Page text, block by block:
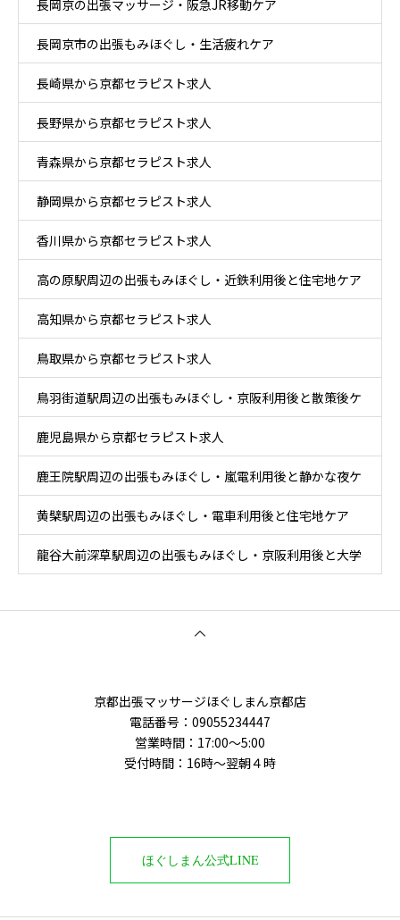
長岡京の出張マッサージ・阪急JR移動ケア
長岡京市の出張もみほぐし・生活疲れケア
長崎県から京都セラピスト求人
長野県から京都セラピスト求人
青森県から京都セラピスト求人
静岡県から京都セラピスト求人
香川県から京都セラピスト求人
高の原駅周辺の出張もみほぐし・近鉄利用後と住宅地ケア
高知県から京都セラピスト求人
鳥取県から京都セラピスト求人
鳥羽街道駅周辺の出張もみほぐし・京阪利用後と散策後ケ
ア
鹿児島県から京都セラピスト求人
鹿王院駅周辺の出張もみほぐし・嵐電利用後と静かな夜ケ
ア
黄檗駅周辺の出張もみほぐし・電車利用後と住宅地ケア
龍谷大前深草駅周辺の出張もみほぐし・京阪利用後と大学
京都出張マッサージほぐしまん京都店
電話番号：‭09055234447
営業時間：17:00～5:00
受付時間：16時〜翌朝４時
ほぐしまん公式LINE